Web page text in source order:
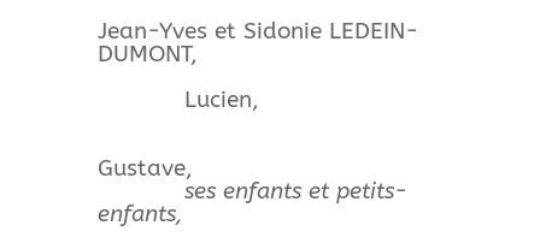
Jean-Yves et Sidonie LEDEIN-
DUMONT,
Lucien,
Gustave,
ses enfants et petits-
enfants,